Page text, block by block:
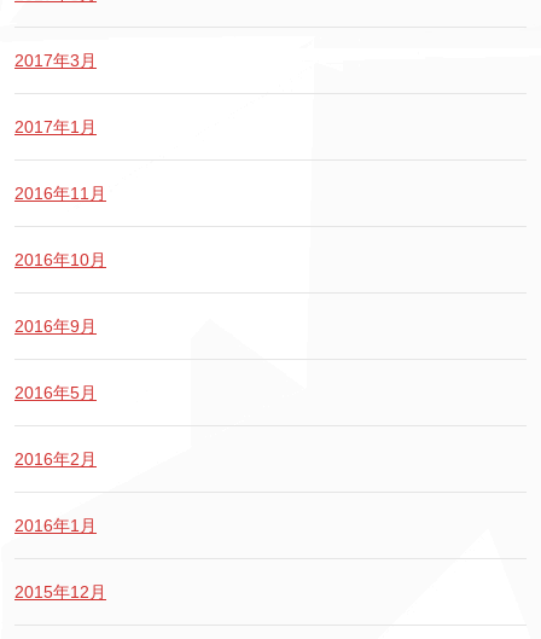
2017年3月
2017年1月
2016年11月
2016年10月
2016年9月
2016年5月
2016年2月
2016年1月
2015年12月